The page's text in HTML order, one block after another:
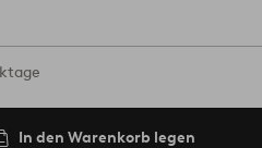
In den Warenkorb legen